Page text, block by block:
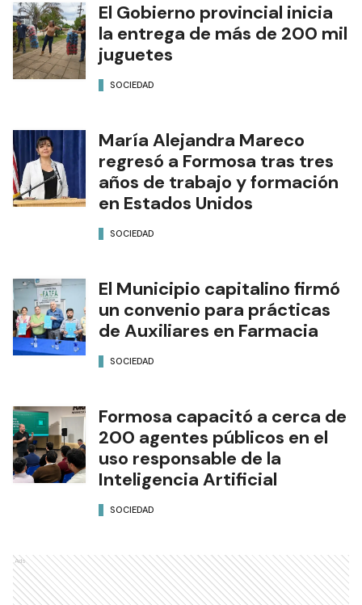
El Gobierno provincial inicia
la entrega de más de 200 mil
juguetes
SOCIEDAD
María Alejandra Mareco
regresó a Formosa tras tres
años de trabajo y formación
en Estados Unidos
SOCIEDAD
El Municipio capitalino firmó
un convenio para prácticas
de Auxiliares en Farmacia
SOCIEDAD
Formosa capacitó a cerca de
200 agentes públicos en el
uso responsable de la
Inteligencia Artificial
SOCIEDAD
Ads